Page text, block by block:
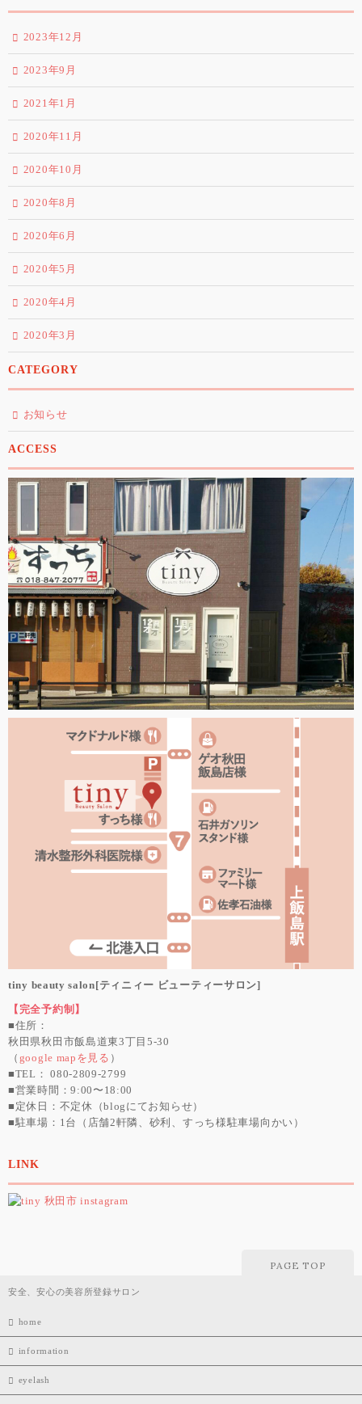
2023年12月
2023年9月
2021年1月
2020年11月
2020年10月
2020年8月
2020年6月
2020年5月
2020年4月
2020年3月
CATEGORY
お知らせ
ACCESS
tiny beauty salon[ティニィー ビューティーサロン]
【完全予約制】
■住所：
秋田県秋田市飯島道東3丁目5-30
（ google mapを見る ）
■TEL： 080-2809-2799
■営業時間：9:00〜18:00
■定休日：不定休（blogにてお知らせ）
■駐車場：1台（店舗2軒隣、砂利、すっち様駐車場向かい）
LINK
PAGE TOP
安全、安心の美容所登録サロン
home
information
eyelash